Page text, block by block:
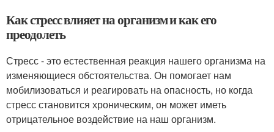
Как стресс влияет на организм и как его
преодолеть
Стресс - это естественная реакция нашего организма на
изменяющиеся обстоятельства. Он помогает нам
мобилизоваться и реагировать на опасность, но когда
стресс становится хроническим, он может иметь
отрицательное воздействие на наш организм.